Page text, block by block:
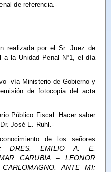
de referencia.-
realizada por el Sr. Juez de
a la Unidad Penal Nº1, el día
-vía Ministerio de Gobierno y
de fotocopia del acta
Público Fiscal.
Hacer saber
José E. Ruhl.-
de los señores
DRES. EMILIO A. E.
CARUBIA – LEONOR
ANTE MI: